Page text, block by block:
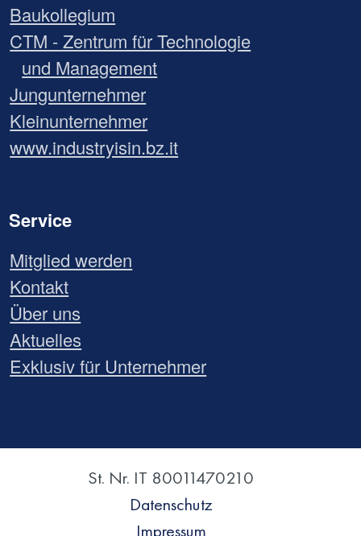
Baukollegium
CTM - Zentrum für Technologie
und Management
Jungunternehmer
Kleinunternehmer
www.industryisin.bz.it
Service
Mitglied werden
Kontakt
Über uns
Aktuelles
Exklusiv für Unternehmer
St. Nr. IT 80011470210
Datenschutz
Impressum